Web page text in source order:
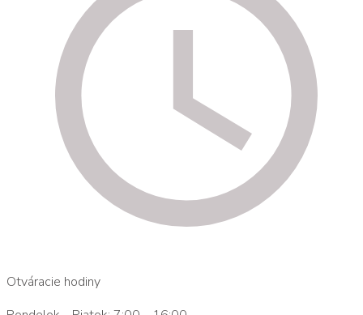
Otváracie hodiny